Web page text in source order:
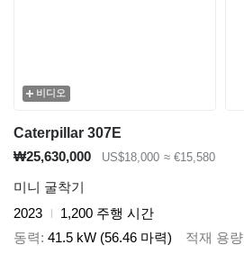
비디오
Caterpillar 307E
₩25,630,000
US$18,000 ≈ €15,580
미니 굴착기
2023
1,200 주행 시간
동력 41.5 kW (56.46 마력) 적재 용량